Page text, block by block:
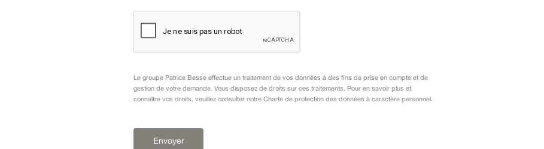
Le groupe Patrice Besse effectue un traitement de vos données à des fins de prise en compte et de
gestion de votre demande. Vous disposez de droits sur ces traitements. Pour en savoir plus et
connaître vos droits, veuillez consulter notre Charte de protection des données à caractère personnel .
Envoyer